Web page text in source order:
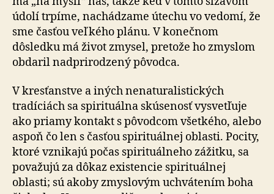
údolí trpíme, nachádzame útechu vo vedomí, že
sme časťou veľkého plánu. V konečnom
dôsledku má život zmysel, pretože ho zmyslom
obdaril nadprirodzený pôvodca.
V kresťanstve a iných nenaturalistických
tradíciách sa spirituálna skúsenosť vysvetľuje
ako priamy kontakt s pôvodcom všetkého, alebo
aspoň čo len s časťou spi­ri­tu­ál­nej oblasti. Pocity,
ktoré vznikajú počas spirituálneho zá­žit­ku, sa
považujú za dôkaz existencie spirituálnej
oblasti; sú akoby zmyslovým uchvátením boha